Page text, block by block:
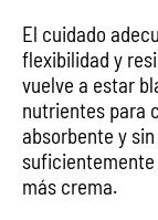
El cuidado
flexibilidad y
vuelve a estar
nutrientes para
absorbente y
suficientemente
más crema.